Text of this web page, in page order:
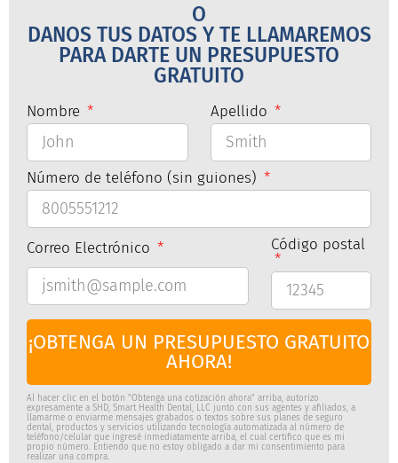
O
DANOS TUS DATOS Y TE LLAMAREMOS
PARA DARTE UN PRESUPUESTO
GRATUITO
Nombre Apellido
Número de teléfono (sin guiones)
Correo Electrónico Código postal
¡OBTENGA UN PRESUPUESTO GRATUITO
AHORA!
Al hacer clic en el botón "Obtenga una cotización ahora" arriba, autorizo
expresamente a SHD, Smart Health Dental, LLC junto con sus agentes y afiliados, a
llamarme o enviarme mensajes grabados o textos sobre sus planes de seguro
dental, productos y servicios utilizando tecnología automatizada al número de
teléfono/celular que ingresé inmediatamente arriba, el cual certifico que es mi
propio número. Entiendo que no estoy obligado a dar mi consentimiento para
realizar una compra.